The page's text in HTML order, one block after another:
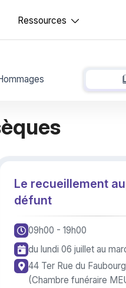
Ressources
Le recueillement
défunt
09h00 - 19h00
du lundi 06 juillet au
44 Ter Rue du
(Chambre funéraire